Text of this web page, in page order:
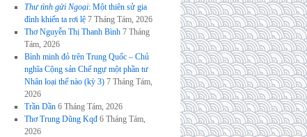
Thư tình gửi Ngoại: Một thiên sử gia
đình khiến ta rơi lệ 7 Tháng Tám, 2026
Thơ Nguyễn Thị Thanh Bình 7 Tháng
Tám, 2026
Bình minh đỏ trên Trung Quốc – Chủ
nghĩa Cộng sản Chế ngự một phần tư
Nhân loại thế nào (kỳ 3) 7 Tháng Tám,
2026
Trần Dần 6 Tháng Tám, 2026
Thơ Trung Dũng Kqđ 6 Tháng Tám,
2026